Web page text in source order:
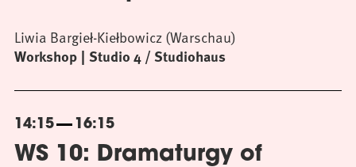
Workshop Studio 4 / Studiohaus
Liwia Bargieł-Kiełbowicz (Warschau)
14:15 16:15
WS 10: Dramaturgy of